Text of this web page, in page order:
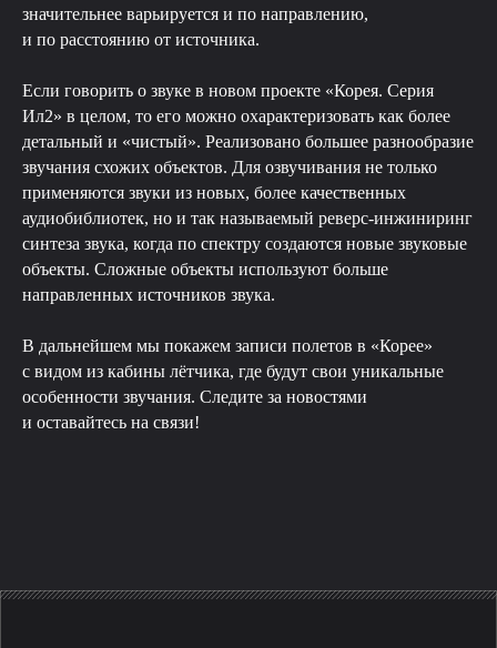
значительнее варьируется и по направлению,
и по расстоянию от источника.
Если говорить о звуке в новом проекте «Корея. Серия
Ил2» в целом, то его можно охарактеризовать как более
детальный и «чистый». Реализовано большее разнообразие
звучания схожих объектов. Для озвучивания не только
применяются звуки из новых, более качественных
аудиобиблиотек, но и так называемый реверс-инжиниринг
синтеза звука, когда по спектру создаются новые звуковые
объекты. Сложные объекты используют больше
направленных источников звука.
В дальнейшем мы покажем записи полетов в «Корее»
с видом из кабины лётчика, где будут свои уникальные
особенности звучания. Следите за новостями
и оставайтесь на связи!